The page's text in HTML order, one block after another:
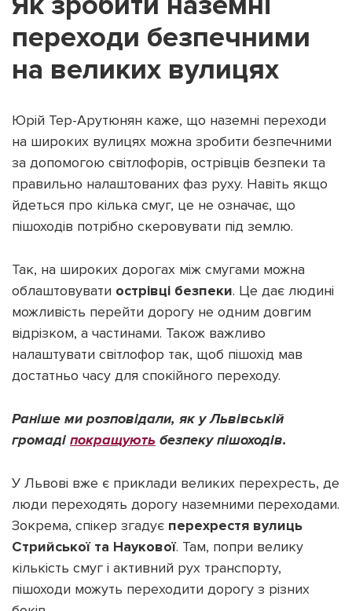
переходи безпечними
на великих вулицях
Юрій Тер-Арутюнян каже, що наземні переходи
на широких вулицях можна зробити безпечними
за допомогою світлофорів, острівців безпеки та
правильно налаштованих фаз руху. Навіть якщо
йдеться про кілька смуг, це не означає, що
пішоходів потрібно скеровувати під землю.
Так, на широких дорогах між смугами можна
облаштовувати острівці безпеки. Це дає людині
можливість перейти дорогу не одним довгим
відрізком, а частинами. Також важливо
налаштувати світлофор так, щоб пішохід мав
достатньо часу для спокійного переходу.
Раніше ми розповідали, як у Львівській
громаді покращують безпеку пішоходів.
У Львові вже є приклади великих перехресть, де
люди переходять дорогу наземними переходами.
Зокрема, спікер згадує перехрестя вулиць
Стрийської та Наукової. Там, попри велику
кількість смуг і активний рух транспорту,
пішоходи можуть переходити дорогу з різних